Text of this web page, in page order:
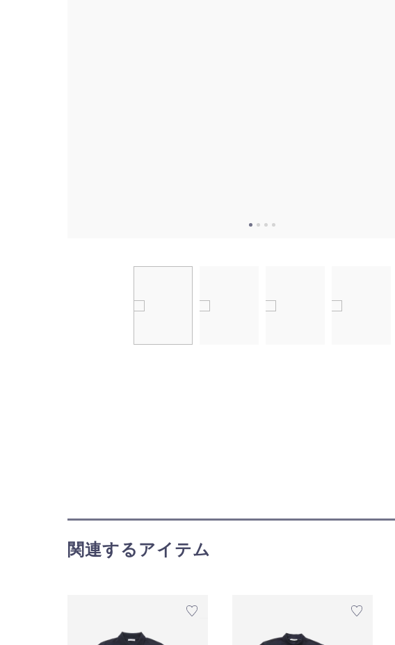
関連するアイテム